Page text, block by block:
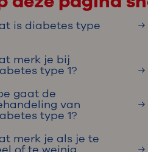
Werken
is diabetes type
merk je bij
type 1?
gaat de
van
type 1?
merk je als je te